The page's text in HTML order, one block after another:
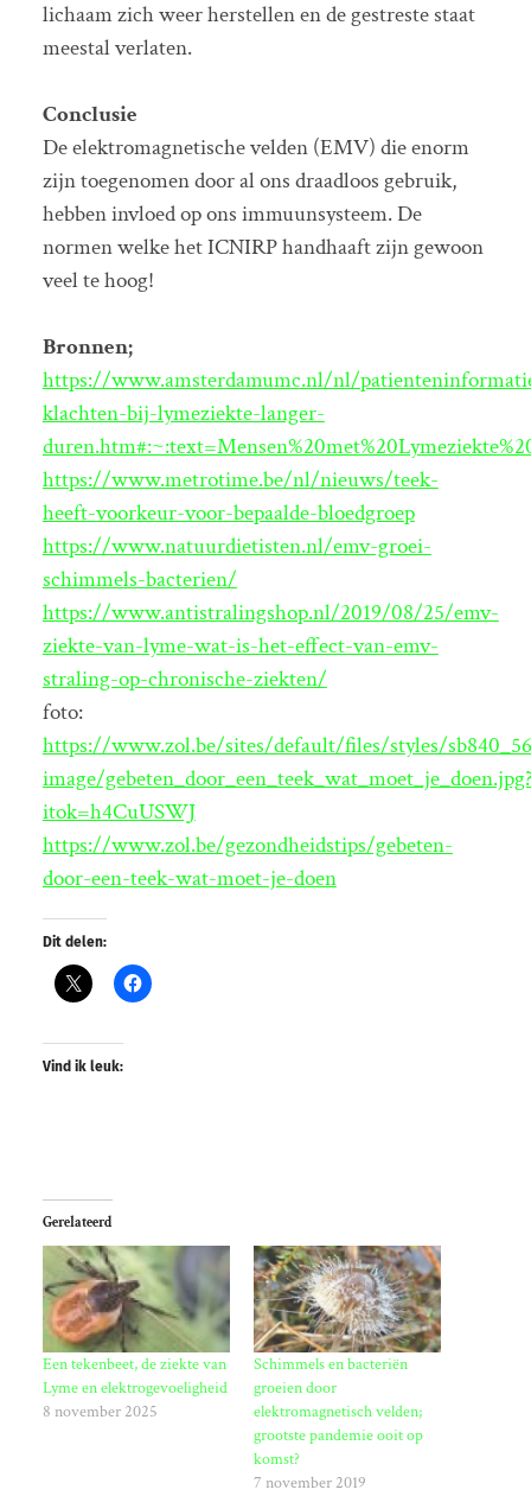
lichaam zich weer herstellen en de gestreste staat
meestal verlaten.
Conclusie
De elektromagnetische velden (EMV) die enorm
zijn toegenomen door al ons draadloos gebruik,
hebben invloed op ons immuunsysteem. De
normen welke het ICNIRP handhaaft zijn gewoon
veel te hoog!
Bronnen;
https://www.amsterdamumc.nl/nl/
klachten-bij-lymeziekte-langer-
https://www.metrotime.be/nl/nieuws/teek-
heeft-voorkeur-voor-bepaalde-bloedgroep
https://www.natuurdietisten.nl/emv-groei-
schimmels-bacterien/
https://www.antistralingshop.nl/2019/08/25/emv-
ziekte-van-lyme-wat-is-het-effect-van-emv-
straling-op-chronische-ziekten/
foto:
https://www.zol.be/sites/default/files/styles/
image/
itok=h4CuUSWJ
https://www.zol.be/gezondheidstips/gebeten-
door-een-teek-wat-moet-je-doen
Dit delen:
Vind ik leuk:
Gerelateerd
Een tekenbeet, de ziekte van
Lyme en elektrogevoeligheid
8 november 2025
Schimmels en bacteriën
groeien door
elektromagnetisch velden;
grootste pandemie ooit op
komst?
7 november 2019